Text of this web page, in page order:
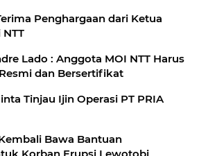
Penghargaan dari Ketua
Lado : Anggota MOI NTT Harus
dan Bersertifikat
Tinjau Ijin Operasi PT PRIA
Bawa Bantuan